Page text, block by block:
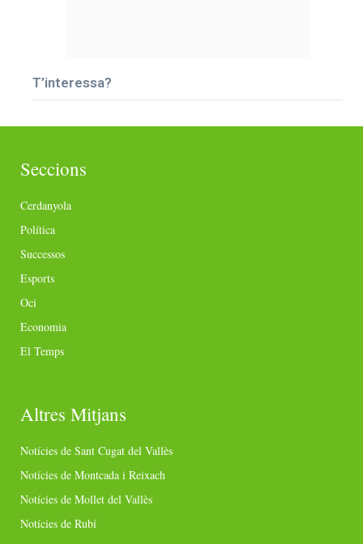
T’interessa?
Seccions
Cerdanyola
Política
Successos
Esports
Oci
Economia
El Temps
Altres Mitjans
Notícies de Sant Cugat del Vallès
Notícies de Montcada i Reixach
Notícies de Mollet del Vallès
Notícies de Rubí